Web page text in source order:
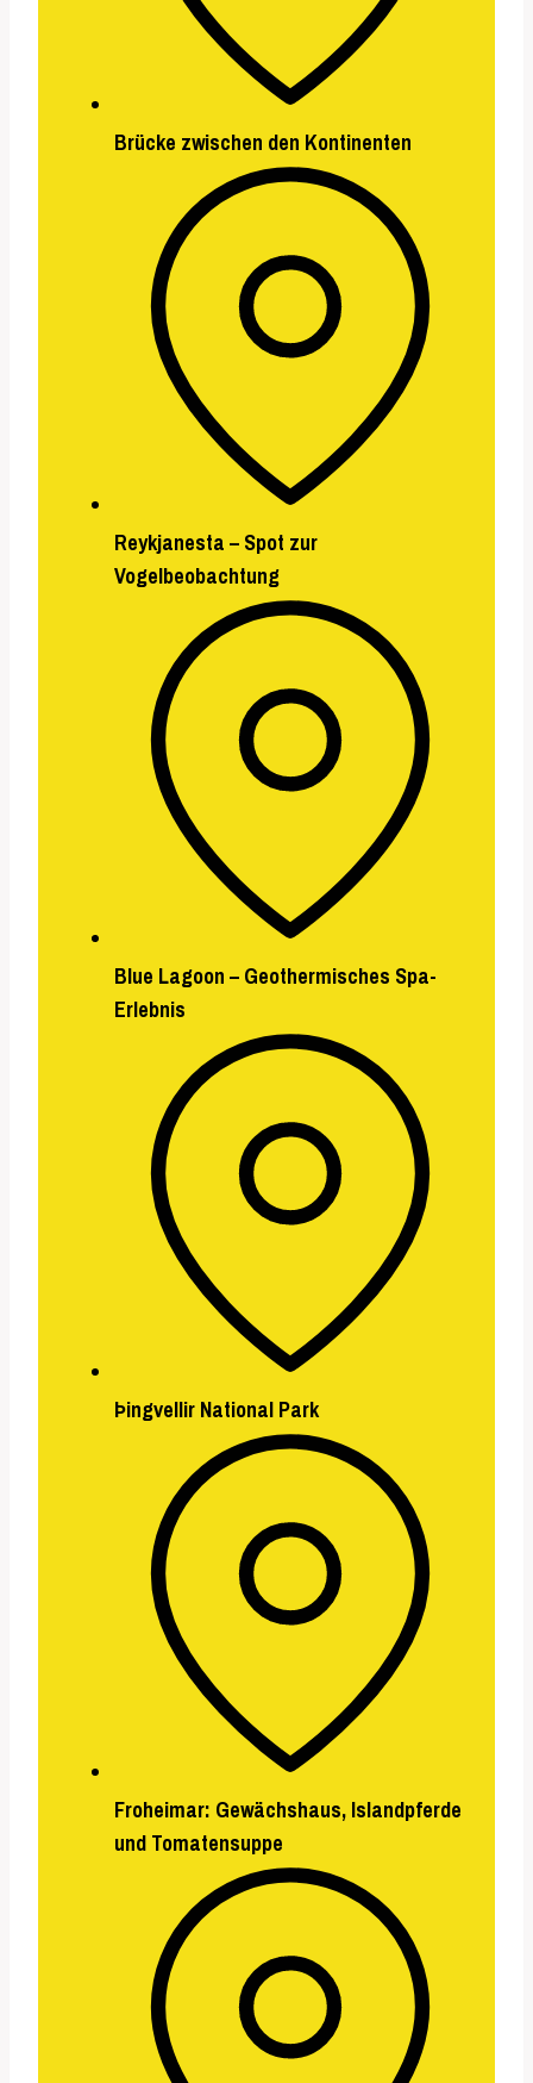
Brücke zwischen den Kontinenten
Reykjanesta – Spot zur
Vogelbeobachtung
Blue Lagoon – Geothermisches Spa-
Erlebnis
Þingvellir National Park
Froheimar: Gewächshaus, Islandpferde
und Tomatensuppe